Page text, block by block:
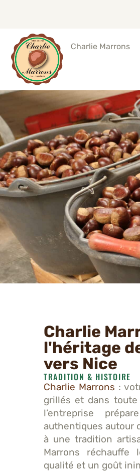
Charlie Marrons
Charlie
l'héritage
vers Nice
TRADITION & HISTOIRE
Charlie Marrons :
grillés et dans toute
l’entreprise
authentiques autour
à une tradition
Marrons
qualité et un goût